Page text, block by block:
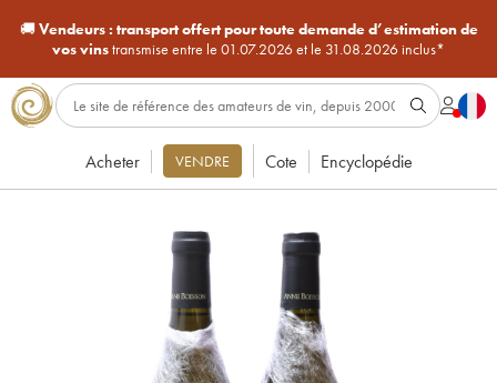
🚚Vendeurs : transport offert pour toute demande d’estimation de
vos vinstransmise entre le 01.07.2026 et le 31.08.2026 inclus*
Acheter VENDRE Cote Encyclopédie